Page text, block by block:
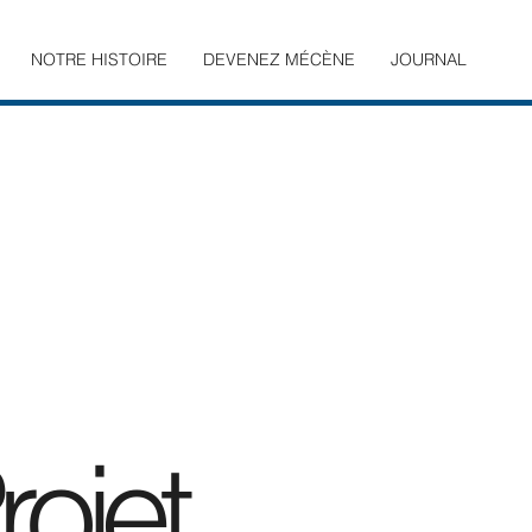
NOTRE HISTOIRE DEVENEZ MÉCÈNE JOURNAL